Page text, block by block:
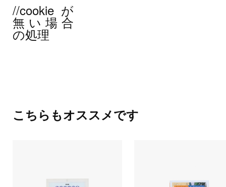
//cookieが
無い場合
の処理
こちらもオススメです